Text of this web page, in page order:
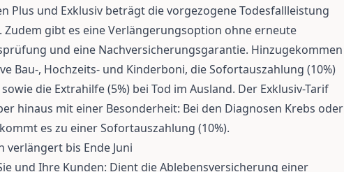
Plus und Exklusiv beträgt die vorgezogene Todesfallleistung
Zudem gibt es eine Verlängerungsoption ohne erneute
und eine Nachversicherungsgarantie. Hinzugekommen
Bau-, Hochzeits- und Kinderboni, die Sofortauszahlung (10%)
die Extrahilfe (5%) bei Tod im Ausland. Der Exklusiv-Tarif
hinaus mit einer Besonderheit: Bei den Diagnosen Krebs oder
es zu einer Sofortauszahlung (10%).
verlängert bis Ende Juni
und Ihre Kunden: Dient die Ablebensversicherung einer